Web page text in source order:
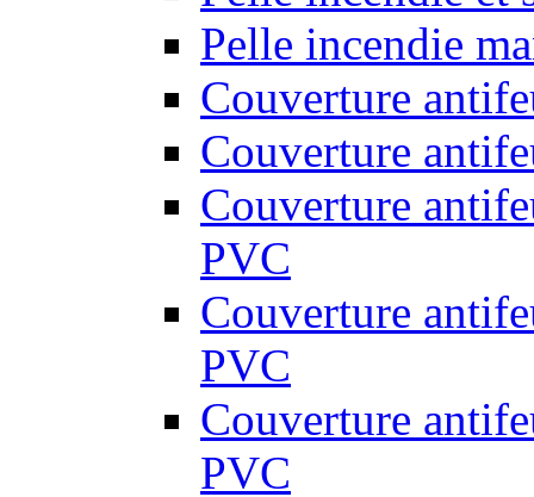
Pelle incendie
Couverture
Couverture
Couverture
PVC
Couverture
PVC
Couverture
PVC